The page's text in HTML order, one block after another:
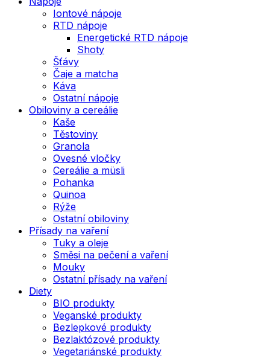
Iontové nápoje
RTD nápoje
Energetické RTD nápoje
Shoty
Šťávy
Čaje a matcha
Káva
Ostatní nápoje
Obiloviny a cereálie
Kaše
Těstoviny
Granola
Ovesné vločky
Cereálie a müsli
Pohanka
Quinoa
Rýže
Ostatní obiloviny
Přísady na vaření
Tuky a oleje
Směsi na pečení a vaření
Mouky
Ostatní přísady na vaření
Diety
BIO produkty
Veganské produkty
Bezlepkové produkty
Bezlaktózové produkty
Vegetariánské produkty